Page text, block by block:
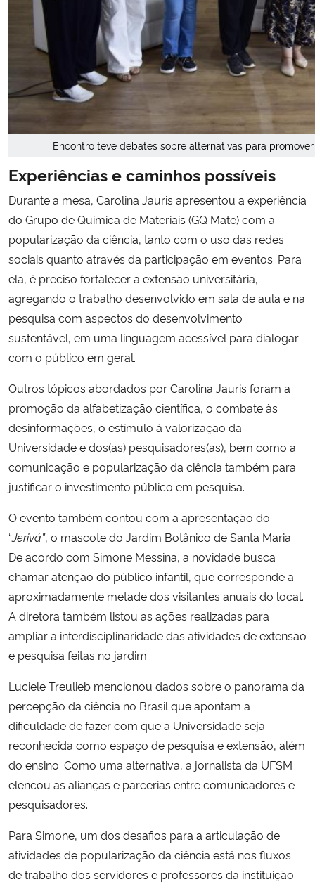
Encontro teve debates sobre alternativas para
Experiências e caminhos possíveis
Durante a mesa, Carolina Jauris apresentou a experiência
do Grupo de Química de Materiais (GQ Mate) com a
popularização da ciência, tanto com o uso das redes
sociais quanto através da participação em eventos. Para
ela, é preciso fortalecer a extensão universitária,
agregando o trabalho desenvolvido em sala de aula e na
pesquisa com aspectos do desenvolvimento
sustentável, em uma linguagem acessível para dialogar
com o público em geral.
Outros tópicos abordados por Carolina Jauris foram a
promoção da alfabetização científica, o combate às
desinformações, o estímulo à valorização da
Universidade e dos(as) pesquisadores(as), bem como a
comunicação e popularização da ciência também para
justificar o investimento público em pesquisa.
O evento também contou com a apresentação do
“Jerivá”, o mascote do Jardim Botânico de Santa Maria.
De acordo com Simone Messina, a novidade busca
chamar atenção do público infantil, que corresponde a
aproximadamente metade dos visitantes anuais do local.
A diretora também listou as ações realizadas para
ampliar a interdisciplinaridade das atividades de extensão
e pesquisa feitas no jardim.
Luciele Treulieb mencionou dados sobre o panorama da
percepção da ciência no Brasil que apontam a
dificuldade de fazer com que a Universidade seja
reconhecida como espaço de pesquisa e extensão, além
do ensino. Como uma alternativa, a jornalista da UFSM
elencou as alianças e parcerias entre comunicadores e
pesquisadores.
Para Simone, um dos desafios para a articulação de
atividades de popularização da ciência está nos fluxos
de trabalho dos servidores e professores da instituição.